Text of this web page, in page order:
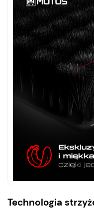
Technologia